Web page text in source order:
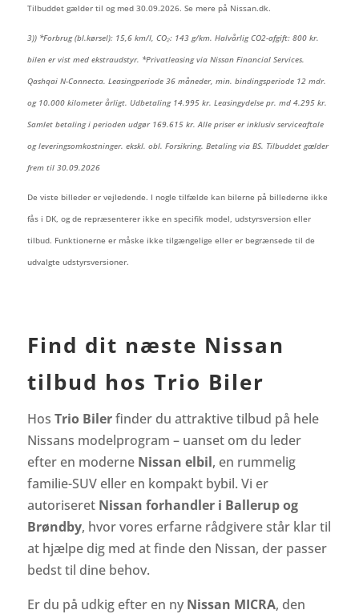
Tilbuddet gælder til og med 30.09.2026. Se mere på Nissan.dk.
3)) *Forbrug (bl.kørsel): 15,6 km/l, CO₂: 143 g/km. Halvårlig CO2-afgift: 800 kr.
bilen er vist med ekstraudstyr. *Privatleasing via Nissan Financial Services.
Qashqai N-Connecta. Leasingperiode 36 måneder, min. bindingsperiode 12 mdr.
og 10.000 kilometer årligt. Udbetaling 14.995 kr. Leasingydelse pr. md 4.295 kr.
Samlet betaling i perioden udgør 169.615 kr. Alle priser er inklusiv serviceaftale
og leveringsomkostninger. ekskl. obl. Forsikring. Betaling via BS. Tilbuddet gælder
frem til 30.09.2026
De viste billeder er vejledende. I nogle tilfælde kan bilerne på billederne ikke
fås i DK, og de repræsenterer ikke en specifik model, udstyrsversion eller
tilbud. Funktionerne er måske ikke tilgængelige eller er begrænsede til de
udvalgte udstyrsversioner.
Find dit næste Nissan
tilbud hos Trio Biler
Hos Trio Bilerfinder du attraktive tilbud på hele
Nissans modelprogram – uanset om du leder
efter en moderne Nissan elbil, en rummelig
familie-SUV eller en kompakt bybil. Vi er
autoriseret Nissan forhandler i Ballerup og
Brøndby, hvor vores erfarne rådgivere står klar til
at hjælpe dig med at finde den Nissan, der passer
bedst til dine behov.
Er du på udkig efter en ny Nissan MICRA, den